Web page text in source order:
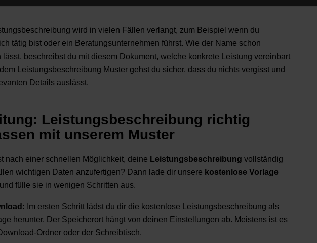
wird in vielen Fällen verlangt, zum Beispiel wenn du
tätig bist oder ein Beratungsunternehmen führst. Wie der Name schon
lässt, beschreibst du mit diesem Dokument, welche konkrete Leistung vereinbart
Leistungsbeschreibung Muster gehst du sicher, dass du nichts vergisst und
Details auslässt.
Leistungsbeschreibung richtig
mit unserem Muster
nach einer schnellen Möglichkeit, deine Leistungsbeschreibung vollständig
wichtigen Daten anzufertigen? Dann lade dir unsere kostenlose Vorlage
fülle sie in wenigen Schritten aus.
Im ersten Schritt lädst du dir die kostenlose Leistungsbeschreibung als
herunter. Der Speicherort hängt von deinen Einstellungen ab. Meistens ist es
Ordner oder der Schreibtisch.